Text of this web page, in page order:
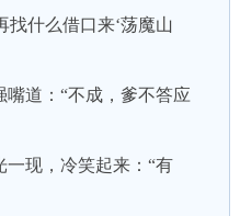
找什么借口来‘荡魔山
道：“不成，爹不答应
现，冷笑起来：“有